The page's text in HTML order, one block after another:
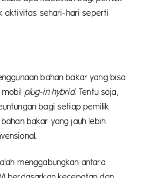
aktivitas sehari-hari seperti
bahan bakar yang bisa
plug-in hybrid. Tentu saja,
bagi setiap pemilik
bakar yang jauh lebih
menggabungkan antara